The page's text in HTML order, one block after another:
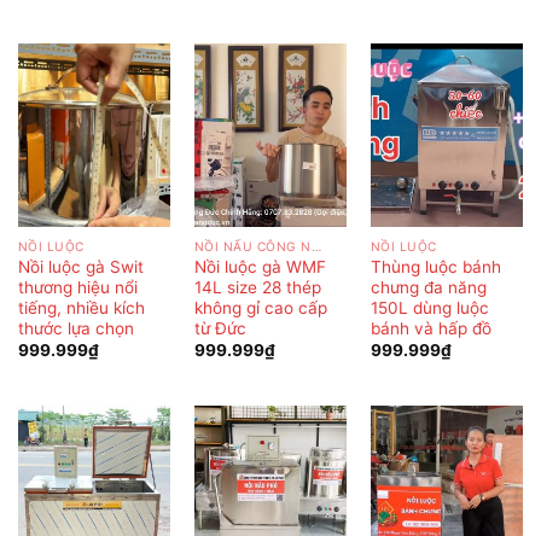
NỒI LUỘC
Nồi luộc gà Swit
thương hiệu nổi
tiếng, nhiều kích
thước lựa chọn
999.999₫
Nồi luộc gà WMF
14L size 28 thép
không gỉ cao cấp
từ Đức
999.999₫
NỒI LUỘC
Thùng luộc bánh
chưng đa năng
150L dùng luộc
bánh và hấp đồ
999.999₫